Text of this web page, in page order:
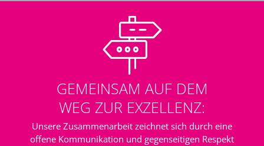
GEMEINSAM AUF DEM
WEG ZUR EXZELLENZ:
Unsere Zusammenarbeit zeichnet sich durch eine
offene Kommunikation und gegenseitigen Respekt